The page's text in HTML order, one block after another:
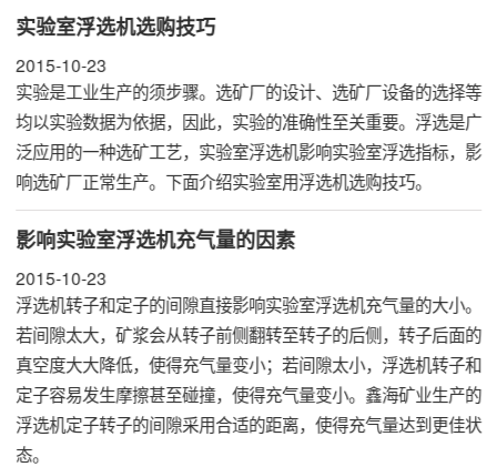
实验室浮选机选购技巧
2015-10-23
实验是工业生产的须步骤。选矿厂的设计、选矿厂设备的选择等
均以实验数据为依据，因此，实验的准确性至关重要。浮选是广
泛应用的一种选矿工艺，实验室浮选机影响实验室浮选指标，影
响选矿厂正常生产。下面介绍实验室用浮选机选购技巧。
影响实验室浮选机充气量的因素
2015-10-23
浮选机转子和定子的间隙直接影响实验室浮选机充气量的大小。
若间隙太大，矿浆会从转子前侧翻转至转子的后侧，转子后面的
真空度大大降低，使得充气量变小；若间隙太小， 浮选机转子和
定子容易发生摩擦甚至碰撞，使得充气量变小。鑫海矿业生产的
浮选机定子转子的间隙采用合适的距离，使得充气量达到更佳状
态。